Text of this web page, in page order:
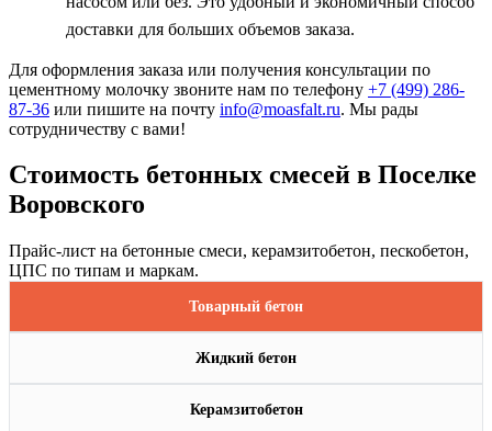
доставки для больших объемов заказа.
Для оформления заказа или получения консультации по
цементному молочку звоните нам по телефону +7 (499) 286-
87-36 или пишите на почту info@moasfalt.ru. Мы рады
сотрудничеству с вами!
Стоимость бетонных смесей в Поселке
Воровского
Прайс-лист на бетонные смеси, керамзитобетон, пескобетон,
ЦПС по типам и маркам.
Товарный бетон
Жидкий бетон
Керамзитобетон